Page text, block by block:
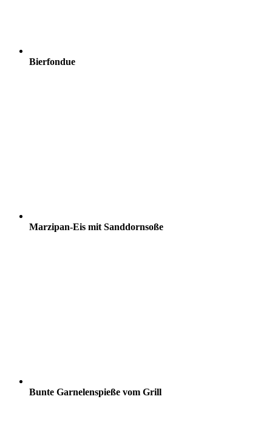
Bierfondue
Marzipan-Eis mit Sanddornsoße
Bunte Garnelenspieße vom Grill